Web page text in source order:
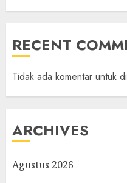
RECENT
Tidak ada komentar untuk
ARCHIVES
Agustus 2026